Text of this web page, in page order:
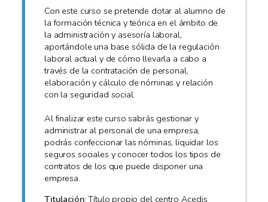
Con este curso se pretende dotar al alumno de
la formación técnica y teórica en el ámbito de
la administración y asesoría laboral,
aportándole una base sólida de la regulación
laboral actual y de cómo llevarla a cabo a
través de la contratación de personal,
elaboración y cálculo de nóminas y relación
con la seguridad social.
Al finalizar este curso sabrás gestionar y
administrar al personal de una empresa,
podrás confeccionar las nóminas, liquidar los
seguros sociales y conocer todos los tipos de
contratos de los que puede disponer una
empresa.
Titulación: Título propio del centro Acedis